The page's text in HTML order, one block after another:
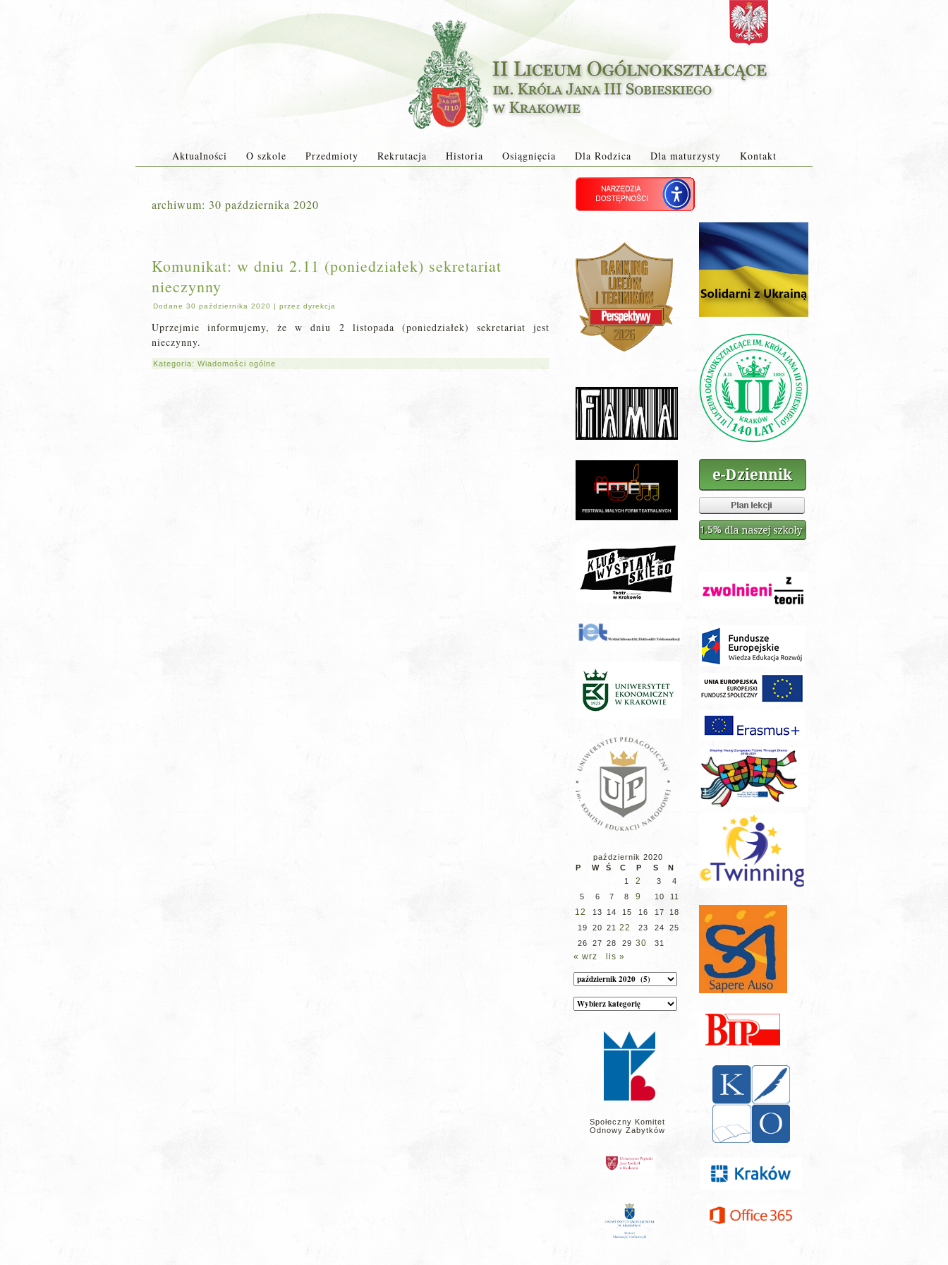
Aktualności O szkole Przedmioty Rekrutacja Historia Osiągnięcia Dla Rodzica Dla maturzysty Kontakt
archiwum: 30 października 2020
Komunikat: w dniu 2.11 (poniedziałek) sekretariat
nieczynny
Dodane 30 października 2020 | przez dyrekcja
Uprzejmie informujemy, że w dniu 2 listopada (poniedziałek) sekretariat jest
nieczynny.
Kategoria: Wiadomości ogólne
październik 2020
P
W Ś C P S
N
1
2 3
4
5
6 7 8 9 10 11
12 13 14 15 16 17
18
19
20 21 22 23 24
25
26
27 28 29 30 31
« wrz lis »
Archiwum
Kategorie
wpisów
Społeczny Komitet
Odnowy Zabytków